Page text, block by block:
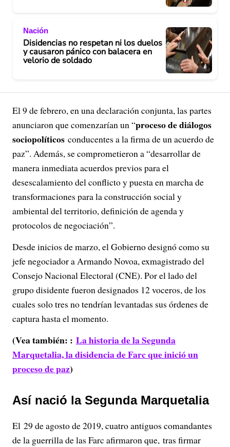
Nación
Disidencias no respetan ni los duelos
y causaron pánico con balacera en
velorio de soldado
El 9 de febrero, en una declaración conjunta, las partes
anunciaron que comenzarían un “proceso de diálogos
sociopolíticos conducentes a la firma de un acuerdo de
paz”. Además, se comprometieron a “desarrollar de
manera inmediata acuerdos previos para el
desescalamiento del conflicto y puesta en marcha de
transformaciones para la construcción social y
ambiental del territorio, definición de agenda y
protocolos de negociación”.
Desde inicios de marzo, el Gobierno designó como su
jefe negociador a Armando Novoa, exmagistrado del
Consejo Nacional Electoral (CNE). Por el lado del
grupo disidente fueron designados 12 voceros, de los
cuales solo tres no tendrían levantadas sus órdenes de
captura hasta el momento.
(Vea también: : La historia de la Segunda
Marquetalia, la disidencia de Farc que inició un
proceso de paz)
Así nació la Segunda Marquetalia
El 29 de agosto de 2019, cuatro antiguos comandantes
de la guerrilla de las Farc afirmaron que, tras firmar